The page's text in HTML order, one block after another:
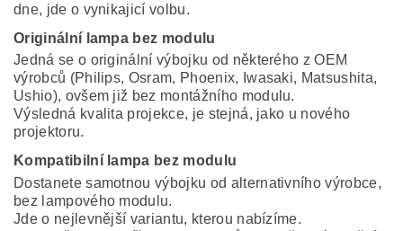
dne, jde o vynikajicí volbu.
Originální lampa bez modulu
Jedná se o originální výbojku od některého z OEM
výrobců (Philips, Osram, Phoenix, Iwasaki, Matsushita,
Ushio), ovšem již bez montážního modulu.
Výsledná kvalita projekce, je stejná, jako u nového
projektoru.
Kompatibilní lampa bez modulu
Dostanete samotnou výbojku od alternativního výrobce,
bez lampového modulu.
Jde o nejlevnější variantu, kterou nabízíme.